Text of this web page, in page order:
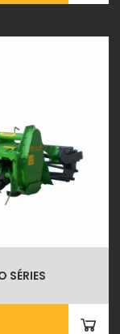
SÉRIES